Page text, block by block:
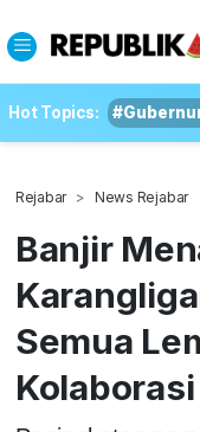
Hot Topics:
Rejabar News Rejabar
Banjir
Semua